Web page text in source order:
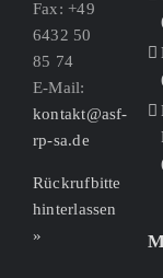
Fax: +49
6432 50
85 74
E-Mail:
kontakt@asf-
rp-sa.de
Rückrufbitte
hinterlassen
»